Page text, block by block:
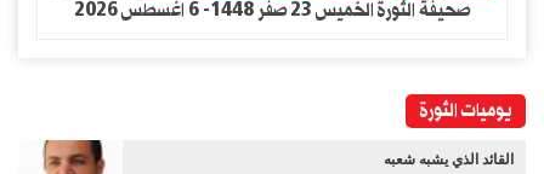
صحيفة الثورة الخميس 23 صفر 1448- 6 اغسطس 2026
يوميات الثورة
القائد الذي يشبه شعبه